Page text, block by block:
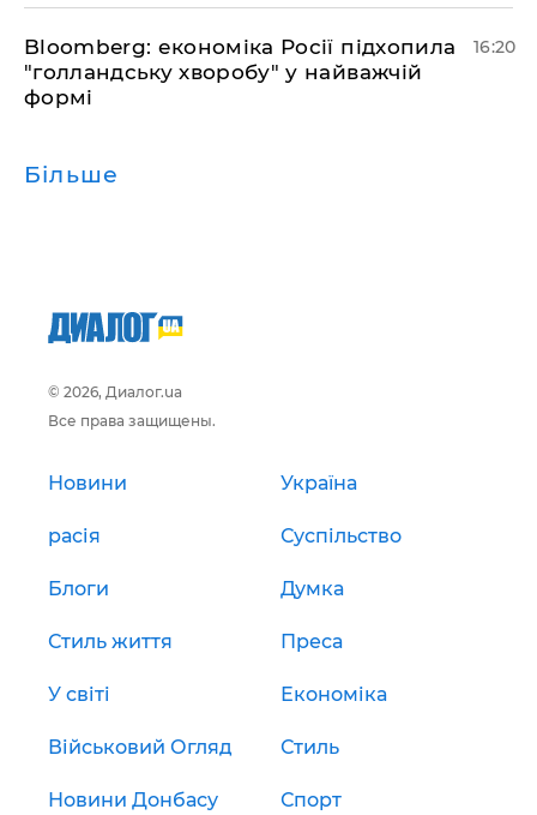
Bloomberg: економіка Росії підхопила
"голландську хворобу" у найважчій
формі
16:20
Більше
© 2026, Диалог.ua
Все права защищены.
Новини Україна
расія Суспільство
Блоги Думка
Стиль життя Преса
У світі Економіка
Військовий Огляд Стиль
Новини Донбасу Спорт